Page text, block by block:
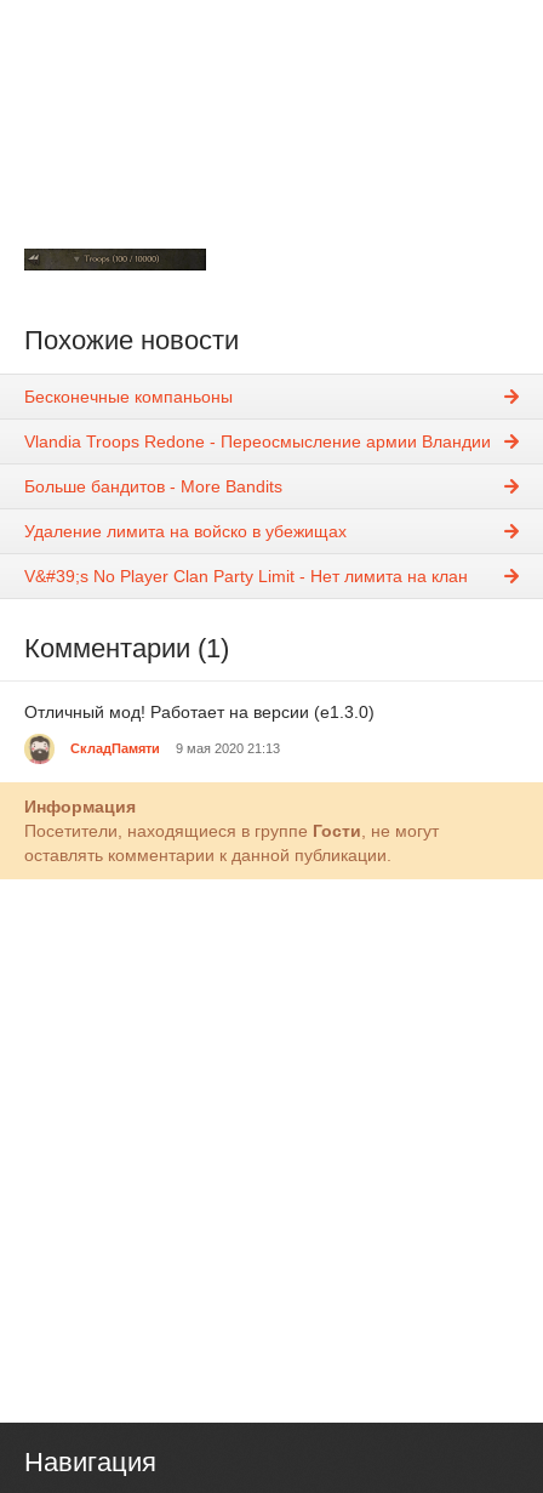
Похожие новости
Бесконечные компаньоны
Vlandia Troops Redone - Переосмысление армии Вландии
Больше бандитов - More Bandits
Удаление лимита на войско в убежищах
V&#39;s No Player Clan Party Limit - Нет лимита на клан
Комментарии (1)
Отличный мод! Работает на версии (е1.3.0)
СкладПамяти 9 мая 2020 21:13
Информация
Посетители, находящиеся в группе Гости , не могут
оставлять комментарии к данной публикации.
Навигация